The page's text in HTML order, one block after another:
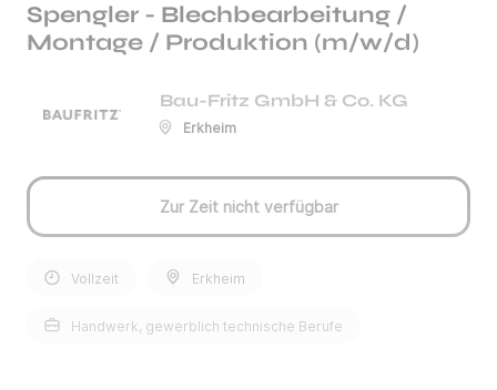
Spengler - Blechbearbeitung /
Montage / Produktion (m/w/d)
Bau-Fritz GmbH & Co. KG
Erkheim
Zur Zeit nicht verfügbar
Vollzeit Erkheim
Handwerk, gewerblich technische Berufe